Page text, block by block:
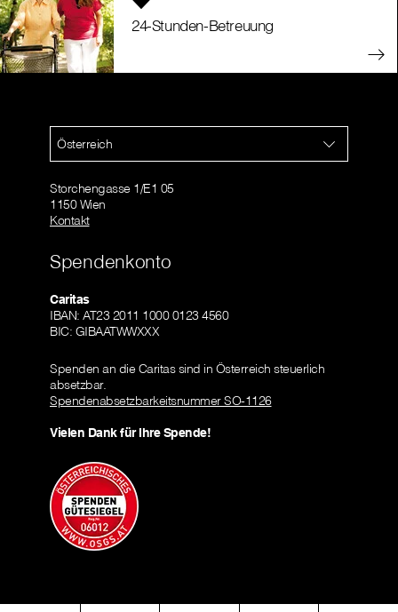
24-Stunden-Betreuung
Österreich
Storchengasse 1/E1 05
1150 Wien
Kontakt
Spendenkonto
Caritas
IBAN: AT23 2011 1000 0123 4560
BIC: GIBAATWWXXX
Spenden an die Caritas sind in Österreich steuerlich
absetzbar.
Spendenabsetzbarkeitsnummer SO-1126
Vielen Dank für Ihre Spende!